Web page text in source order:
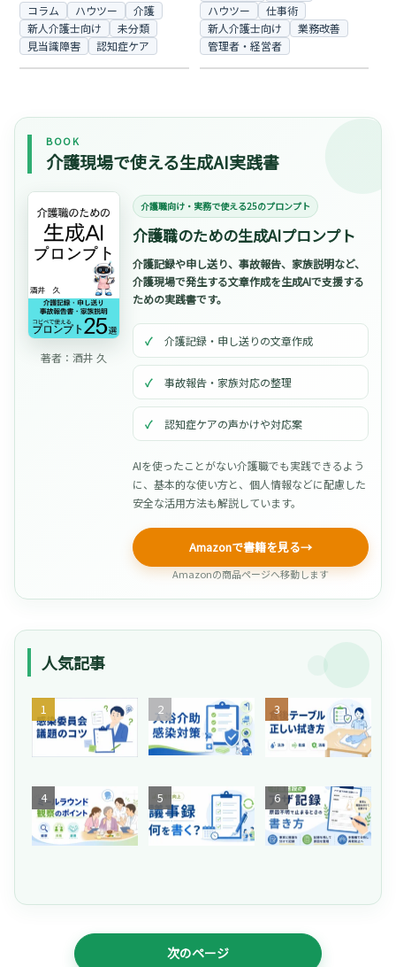
コラム ハウツー
介護
新人介護士向け
未分類
見当識障害
認知症ケア
ハウツー
仕事術
新人介護士向け
業務改善
管理者・経営者
BOOK
介護現場で使える生成AI実践書
著者：酒井 久
介護職向け・実務で使える25のプロンプト
介護職のための生成AIプロンプト
介護記録や申し送り、事故報告、家族説明など、
介護現場で発生する文章作成を生成AIで支援する
ための実践書です。
介護記録・申し送りの文章作成
事故報告・家族対応の整理
認知症ケアの声かけや対応案
AIを使ったことがない介護職でも実践できるよう
に、基本的な使い方と、個人情報などに配慮した
安全な活用方法も解説しています。
Amazonで書籍を見る→
Amazonの商品ページへ移動します
人気記事
【
介
護
】
ネ
タ
が
と
む
そ
の
共
危
な
い
！
施
の
ル
【
嚥
下
ミ
ル
生
産
性
向
員
の
ザ
次のページ